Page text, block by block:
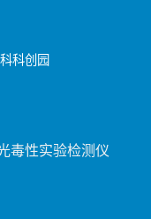
科创园
毒性实验检测仪